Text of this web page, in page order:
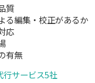
質
る編集・校正があるか
応
有無
行サービス5社